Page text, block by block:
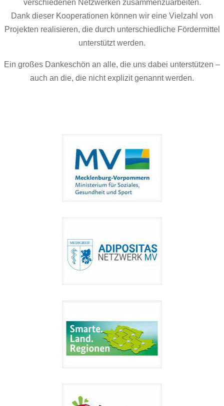
verschiedenen Netzwerken zusammenzuarbeiten.
Dank dieser Kooperationen können wir eine Vielzahl von
Projekten realisieren, die durch unterschiedliche Fördermittel
unterstützt werden.
Ein großes Dankeschön an alle, die uns dabei unterstützen –
auch an die, die nicht explizit genannt werden.